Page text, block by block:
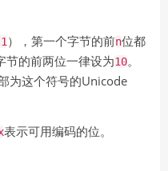
），第一个字节的前n位都
节的前两位一律设为10。
为这个符号的Unicode
表示可用编码的位。